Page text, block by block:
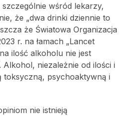
wśród lekarzy,
że „dwa drinki dziennie to
że Światowa Organizacja
r. na łamach „Lancet
ilość alkoholu nie jest
Alkohol, niezależnie od ilości i
toksyczną, psychoaktywną i
nie istnieją